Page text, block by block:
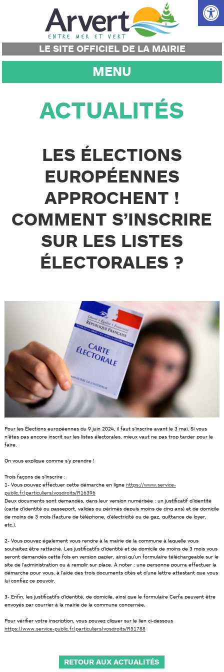
Ouvrir
LE SITE OFFICIEL DE LA MAIRIE
MENU
ACTUALITÉS
LES ÉLECTIONS
EUROPÉENNES
APPROCHENT !
COMMENT S’INSCRIRE
SUR LES LISTES
ÉLECTORALES ?
Pour les Élections européennes du 9 juin 2024, il faut s’inscrire avant le 3 mai. Si vous
n’êtes pas encore inscrit sur les listes électorales, mieux vaut ne pas trop tarder pour le
faire.
On vous explique comme s’y prendre !
Trois façons de s’inscrire :
1- Vous pouvez effectuer cette démarche en ligne https://www.service-
public.fr/particuliers/vosdroits/R16396
Deux documents sont demandés, dans leur version numérisée : un justificatif d’identité
(carte d’identité ou passeport, valides ou périmés depuis moins de cinq ans) et de domicile
de moins de 3 mois (facture de téléphone, d’électricité ou de gaz, quittance de loyer,
etc.).
2- Vous pouvez également vous rendre à la mairie de la commune à laquelle vous
souhaitez être rattaché. Les justificatifs d’identité et de domicile de moins de 3 mois vous
seront demandés cette fois en version papier, ainsi qu’un formulaire téléchargeable sur le
site de l’administration ou à remplir sur place. À noter : une personne pourra effectuer la
démarche pour vous, à l’aide des trois documents cités et d’une lettre attestant que vous
lui confiez ce pouvoir.
3- Enfin, les justificatifs d’identité, de domicile, ainsi que le formulaire Cerfa peuvent être
envoyés par courrier à la mairie de la commune concernée.
Pour vérifier votre inscription, vous pouvez cliquer sur le lien ci-dessous
https://www.service-public.fr/particuliers/vosdroits/R51788
RETOUR AUX ACTUALITÉS